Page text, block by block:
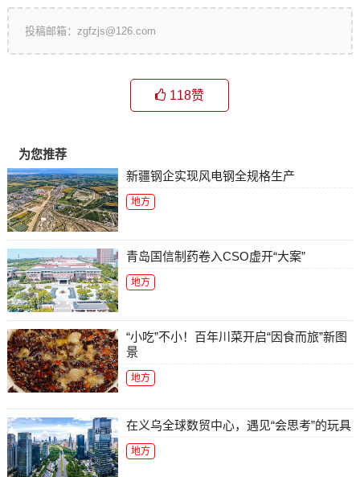
投稿邮箱：zgfzjs@126.com
118赞
为您推荐
新疆钢企实现风电钢全规格生产
地方
青岛国信制药卷入CSO虚开“大案”
地方
“小吃”不小！百年川菜开启“因食而旅”新图
景
地方
在义乌全球数贸中心，遇见“会思考”的玩具
地方